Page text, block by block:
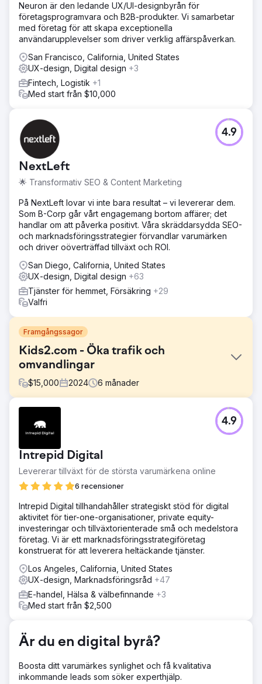
Neuron är den ledande UX/UI-designbyrån för
företagsprogramvara och B2B-produkter. Vi samarbetar
med företag för att skapa exceptionella
användarupplevelser som driver verklig affärspåverkan.
San Francisco, California, United States
UX-design, Digital design +3
Fintech, Logistik +1
Med start från $10,000
NextLeft
🌟 Transformativ SEO & Content Marketing
4.9
På NextLeft lovar vi inte bara resultat – vi levererar dem.
Som B-Corp går vårt engagemang bortom affärer; det
handlar om att påverka positivt. Våra skräddarsydda SEO-
och marknadsföringsstrategier förvandlar varumärken
och driver oöverträffad tillväxt och ROI.
San Diego, California, United States
UX-design, Digital design +63
Tjänster för hemmet, Försäkring +29
Valfri
Framgångssagor
Kids2.com - Öka trafik och
omvandlingar
$15,000 2024 6 månader
Kids2.com, en onlineåterförsäljare som specialiserat sig
på pedagogiska leksaker och produkter för barn, stod
inför utmaningar med att attrahera och omvandla
webbplatsbesökare till kunder. Trots att de hade ett
varierat utbud av produkter led deras webbplats av låg
sökmotorsynlighet och suboptimala
omvandlingsfrekvenser, vilket påverkade den totala
försäljningen och kundernas engagemang.
Lösning
Vår strategi för att omvandla Kids2.coms onlineprestanda
fokuserade på ett dubbelt tillvägagångssätt: förbättra SEO
för att locka mer trafik och optimera
konverteringsprocesser för att göra besökare till
betalande kunder. SEO-revision och strategiutveckling: Vi
inledde projektet med en grundlig SEO-revision av
Kids2.com för att identifiera tekniska och
innehållsrelaterade möjligheter. Vårt team analyserade det
strategi som åtgärdade specifika luckor och möjligheter.
Resultat
De integrerade SEO- och CRO-strategierna gav
betydande förbättringar för Kids2.com under en period
av sex månader: Ökad organisk trafik: Organisk trafik till
Intrepid Digital
Levererar tillväxt för de största varumärkena online
6 recensioner
4.9
Intrepid Digital tillhandahåller strategiskt stöd för digital
aktivitet för tier-one-organisationer, private equity-
investeringar och tillväxtorienterade små och medelstora
företag. Vi är ett marknadsföringsstrategiföretag
konstruerat för att leverera heltäckande tjänster.
Los Angeles, California, United States
UX-design, Marknadsföringsråd +47
E-handel, Hälsa & välbefinnande +3
Med start från $2,500
Är du en digital byrå?
Boosta ditt varumärkes synlighet och få kvalitativa
inkommande leads som söker experthjälp.